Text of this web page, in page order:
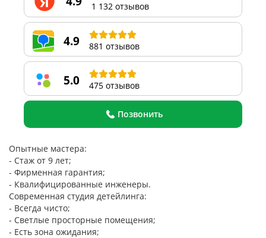
1 132 отзывов
4.9 881 отзывов
5.0 475 отзывов
Позвонить
Опытные мастера:
- Стаж от 9 лет;
- Фирменная гарантия;
- Квалифицированные инженеры.
Современная студия детейлинга:
- Всегда чисто;
- Светлые просторные помещения;
- Есть зона ожидания;